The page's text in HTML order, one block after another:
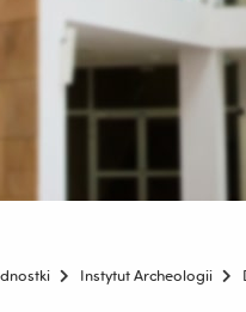
Instytut Archeologii